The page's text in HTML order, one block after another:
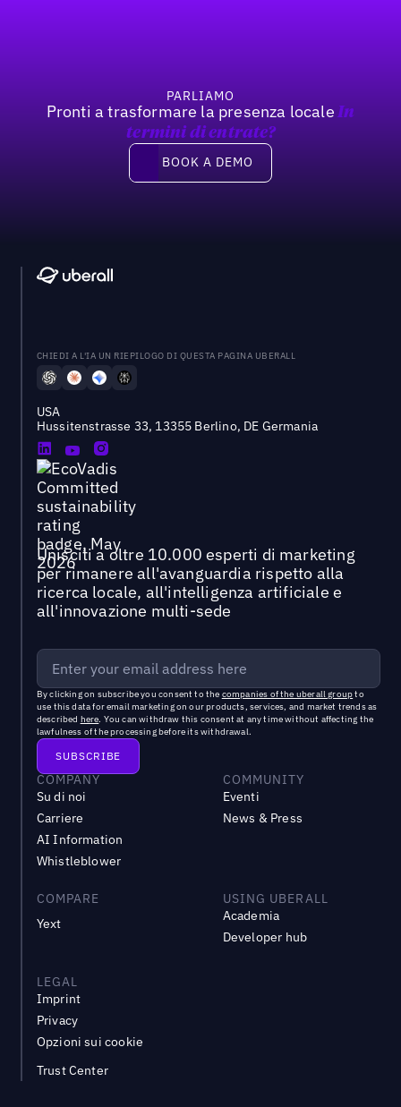
PARLIAMO
Pronti a trasformare la presenza locale In
termini di entrate?
Book a demo
BOOK A DEMO
CHIEDI A L'IA UN RIEPILOGO DI QUESTA PAGINA UBERALL
USA
Hussitenstrasse 33, 13355 Berlino, DE Germania
Unisciti a oltre 10.000 esperti di marketing
per rimanere all'avanguardia rispetto alla
ricerca locale, all'intelligenza artificiale e
all'innovazione multi-sede
By clicking on subscribe you consent to the companies of the uberall groupto
use this data for email marketing on our products, services, and market trends as
described here. You can withdraw this consent at any time without affecting the
lawfulness of the processing before its withdrawal.
COMPANY
Su di noi
Carriere
AI Information
Whistleblower
COMMUNITY
Eventi
News & Press
COMPARE
Yext
USING UBERALL
Academia
Developer hub
LEGAL
Imprint
Privacy
Opzioni sui cookie
Trust Center